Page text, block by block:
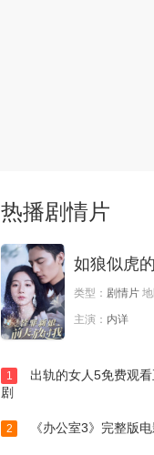
热播剧情片
如狼似虎
类型： 剧情片 地
主演： 内详
1
出轨的女人5免费观
剧
2 《办公室3》完整版